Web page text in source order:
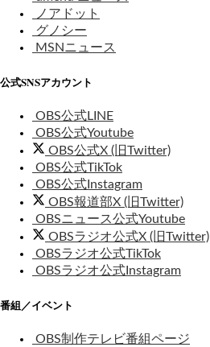
ノアドット
グノシー
MSNニュース
公式SNSアカウント
OBS公式LINE
OBS公式Youtube
OBS公式X (旧Twitter)
OBS公式TikTok
OBS公式Instagram
OBS報道部X (旧Twitter)
OBSニュース公式Youtube
OBSラジオ公式X (旧Twitter)
OBSラジオ公式TikTok
OBSラジオ公式Instagram
番組／イベント
OBS制作テレビ番組ページ